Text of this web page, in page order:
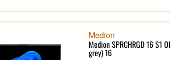
Windows® 11 Pro
Medion
Medion SPRCHRGD 16 S1
grey) 16